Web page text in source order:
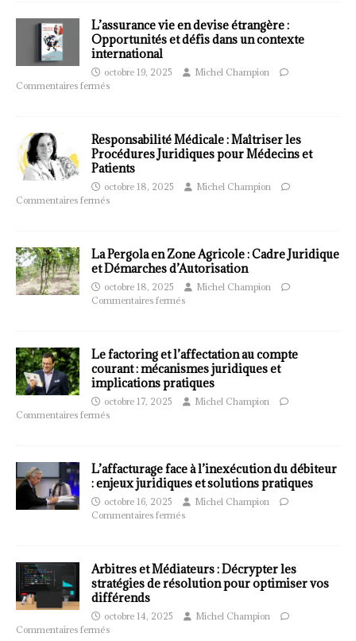
L’assurance vie en devise étrangère :
Opportunités et défis dans un contexte
international
octobre 19, 2025
Michel Champion
Commentaires fermés
Responsabilité Médicale : Maîtriser les
Procédures Juridiques pour Médecins et
Patients
octobre 18, 2025
Michel Champion
Commentaires fermés
La Pergola en Zone Agricole : Cadre Juridique
et Démarches d’Autorisation
octobre 18, 2025
Michel Champion
Commentaires fermés
Le factoring et l’affectation au compte
courant : mécanismes juridiques et
implications pratiques
octobre 17, 2025
Michel Champion
Commentaires fermés
L’affacturage face à l’inexécution du débiteur
: enjeux juridiques et solutions pratiques
octobre 16, 2025
Michel Champion
Commentaires fermés
Arbitres et Médiateurs : Décrypter les
stratégies de résolution pour optimiser vos
différends
octobre 14, 2025
Michel Champion
Commentaires fermés